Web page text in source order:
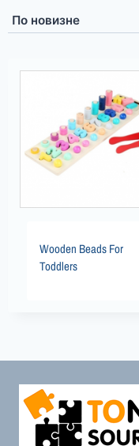
Wooden Beads For
Toddlers